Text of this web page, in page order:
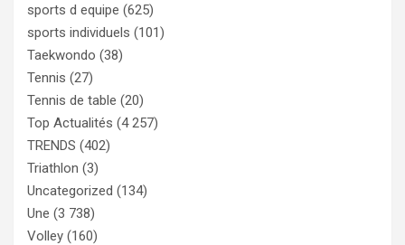
sports d equipe (625)
sports individuels (101)
Taekwondo (38)
Tennis (27)
Tennis de table (20)
Top Actualités (4 257)
TRENDS (402)
Triathlon (3)
Uncategorized (134)
Une (3 738)
Volley (160)